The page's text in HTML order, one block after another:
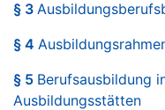
§ 3
§ 4
§ 5 Berufsausbildung
Ausbildungsstätten